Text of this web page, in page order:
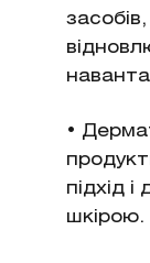
•
підхід
шкірою.